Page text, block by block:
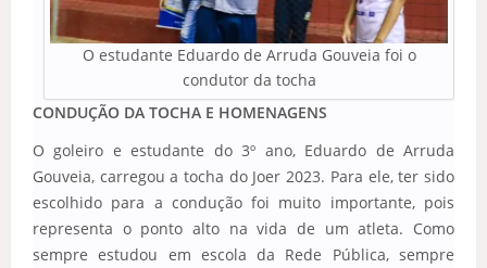
O estudante Eduardo de Arruda Gouveia foi o
condutor da tocha
CONDUÇÃO DA TOCHA E HOMENAGENS
O goleiro e estudante do 3º ano, Eduardo de Arruda
Gouveia, carregou a tocha do Joer 2023. Para ele, ter sido
escolhido para a condução foi muito importante, pois
representa o ponto alto na vida de um atleta. Como
sempre estudou em escola da Rede Pública, sempre